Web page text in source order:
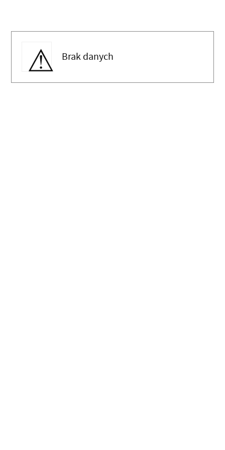
Brak danych